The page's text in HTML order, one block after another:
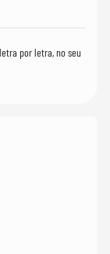
por letra, no seu